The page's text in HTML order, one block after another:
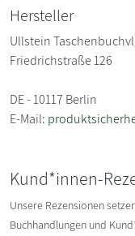
Hersteller
Ullstein
Friedrichstraße 126
DE - 10117 Berlin
E-Mail:
Kund*innen-
Unsere Rezensionen
Buchhandlungen und